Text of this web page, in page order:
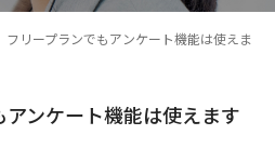
フリープランでもアンケート機能は使えます
アンケート機能は使えます